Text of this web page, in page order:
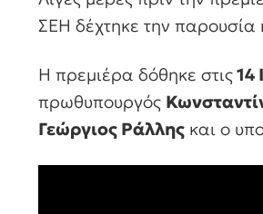
ΣΕΗ δέχτηκε την
Η πρεμιέρα δόθηκε στις14
πρωθυπουργός
Γεώργιος Ράλλης και ο